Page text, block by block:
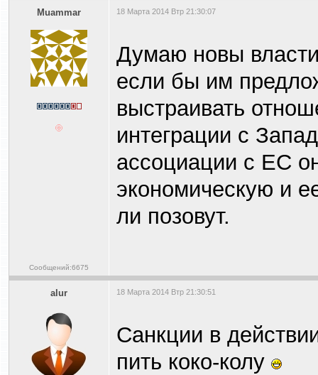
Muammar
Сообщений:6675
18 Марта 2014 Втр 21:30:07
Думаю новы
если бы им
выстраивать
интеграции с
ассоциации с ЕС
экономическую и
ли позовут.
alur 18 Марта 2014 Втр 21:30:51
Санкции в
пить коко-колу